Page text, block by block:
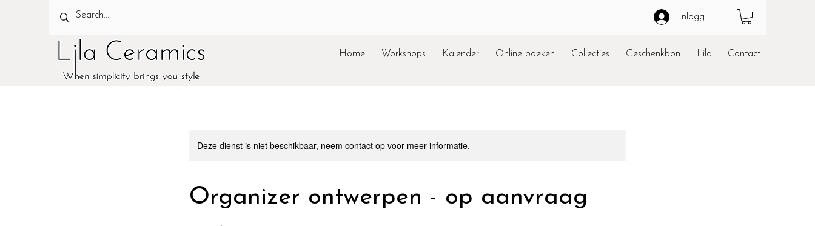
Inloggen
Home Workshops Kalender Online boeken Collecties Geschenkbon Lila Contact
Deze dienst is niet beschikbaar, neem contact op voor meer informatie.
Organizer ontwerpen - op aanvraag